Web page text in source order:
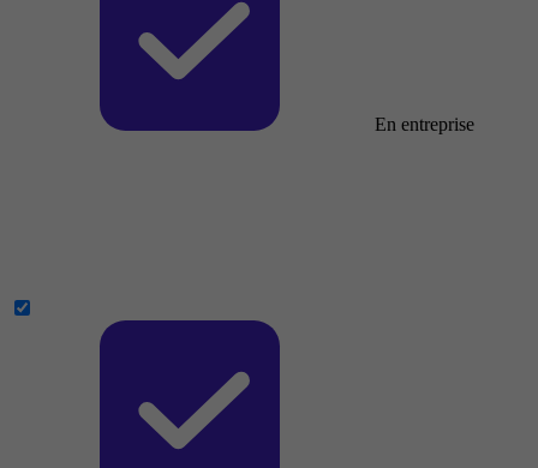
En entreprise